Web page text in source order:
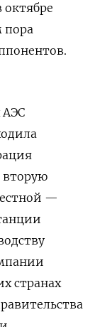
пора
АЭС
вторую
—
странах